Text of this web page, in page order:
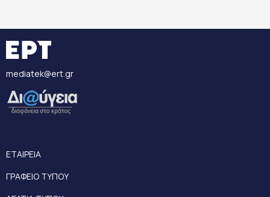
mediatek@ert.gr
ΕΤΑΙΡΕΙΑ
ΓΡΑΦΕΙΟ ΤΥΠΟΥ